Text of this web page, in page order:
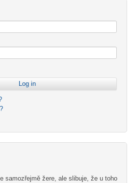
samozřejmě žere, ale slibuje, že u toho